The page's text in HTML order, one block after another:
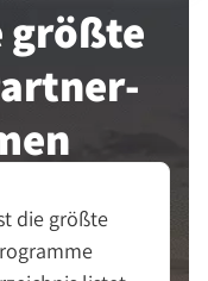
größte
die größte